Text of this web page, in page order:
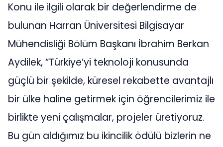
Konu ile ilgili olarak bir değerlendirme de
bulunan Harran Üniversitesi Bilgisayar
Mühendisliği Bölüm Başkanı İbrahim Berkan
Aydilek, “Türkiye’yi teknoloji konusunda
güçlü bir şekilde, küresel rekabette avantajlı
bir ülke haline getirmek için öğrencilerimiz ile
birlikte yeni çalışmalar, projeler üretiyoruz.
Bu gün aldığımız bu ikincilik ödülü bizlerin ne